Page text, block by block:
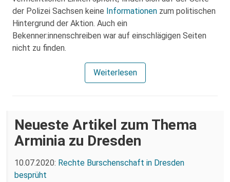
der Polizei Sachsen keine Informationen zum politischen
Hintergrund der Aktion. Auch ein
Bekenner:innenschreiben war auf einschlägigen Seiten
nicht zu finden.
Weiterlesen
Neueste Artikel zum Thema
Arminia zu Dresden
10.07.2020: Rechte Burschenschaft in Dresden
besprüht